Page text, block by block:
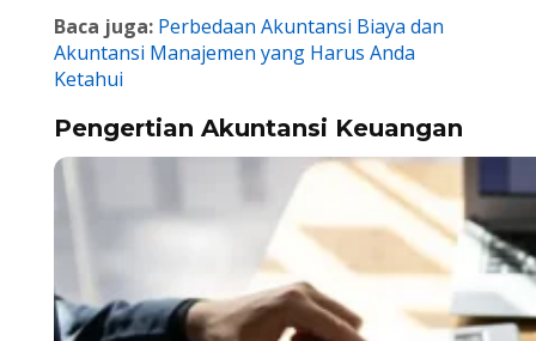
Baca juga: Perbedaan Akuntansi Biaya dan
Akuntansi Manajemen yang Harus Anda
Ketahui
Pengertian Akuntansi Keuangan